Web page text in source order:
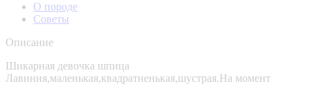
О породе
Советы
Описание
Шикарная девочка шпица
Лавиния,маленькая,квадратненькая,шустрая.На момент